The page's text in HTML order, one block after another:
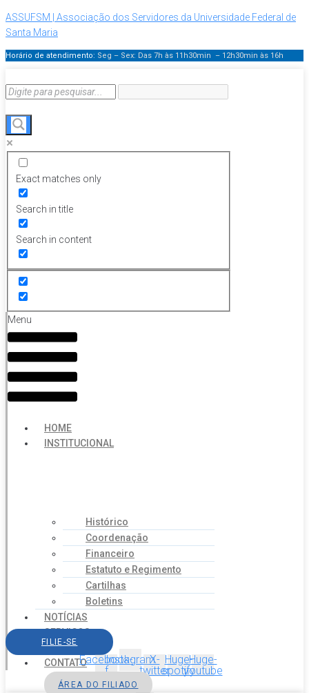
ASSUFSM | Associação dos Servidores da Universidade Federal de
Santa Maria
Horário de atendimento: Seg – Sex: Das 7h às 11h30min – 12h30min às 16h
Exact matches only
Search in title
Search in content
Menu
HOME
INSTITUCIONAL
Histórico
Coordenação
Financeiro
Estatuto e Regimento
Cartilhas
Boletins
NOTÍCIAS
SERVIÇOS
AGENDA
CONTATO
FILIE-SE
Facebook-
f
InstagramX-
twitter
Huge-
spotify
Huge-
youtube
ÁREA DO FILIADO